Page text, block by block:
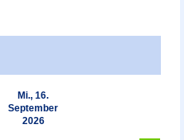
Mi., 16.
September
2026